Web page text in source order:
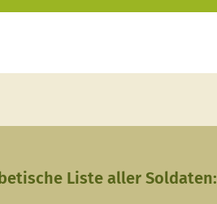
Liste aller Soldaten: